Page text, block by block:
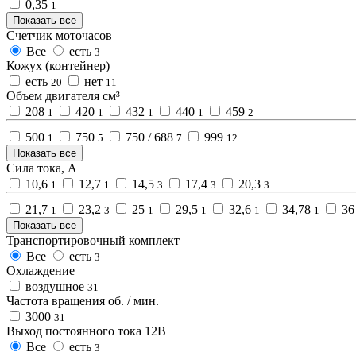
0,35 1
Показать все
Счетчик моточасов
Все
есть 3
Кожух (контейнер)
есть 20 нет 11
Объем двигателя см³
208 1 420 1 432 1 440 1 459 2
500 1 750 5 750 / 688 7 999 12
Показать все
Сила тока, А
10,6 1 12,7 1 14,5 3 17,4 3 20,3 3
21,7 1 23,2 3 25 1 29,5 1 32,6 1 34,78 1 36
Показать все
Транспортировочный комплект
Все
есть 3
Охлаждение
воздушное 31
Частота вращения об. / мин.
3000 31
Выход постоянного тока 12В
Все
есть 3